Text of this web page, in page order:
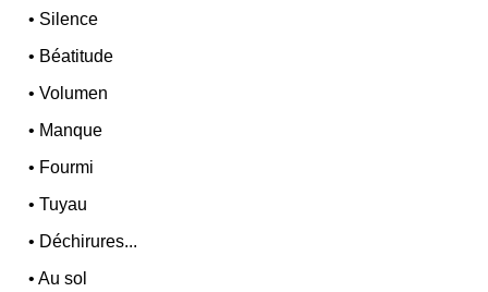
• Silence
• Béatitude
•Volumen
• Manque
• Fourmi
•Tuyau
• Déchirures...
•Au sol